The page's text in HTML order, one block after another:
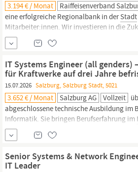
3.194 € / Monat Raiffeisenverband
eine erfolgreiche Regionalbank in derStadt
Mitarbeiter:innen. Wir investieren in die
(Raiffeisenbank Salzburg
Liefering-
Ihre Aufgaben: In dieser vielseitigen
IT Systems Engineer (all genders)
für Kraftwerke auf drei Jahre
15.07.2026 Salzburg, Salzburg Stadt, 5021
3.652 € / Monat Salzburg AG Vollzeit
abgeschlossene technische Ausbildung im
Informatik. Sie bringen Berufserfahrung im
Management mit; ITIL-Kenntnisse bzw. eine
Zertifizierung sind von Vorteil. Sie sind
geregelten Bereitschaftsdienstes
Sie erfüllen die Voraussetzungen für eine
Senior Systems & Network
IT Leader